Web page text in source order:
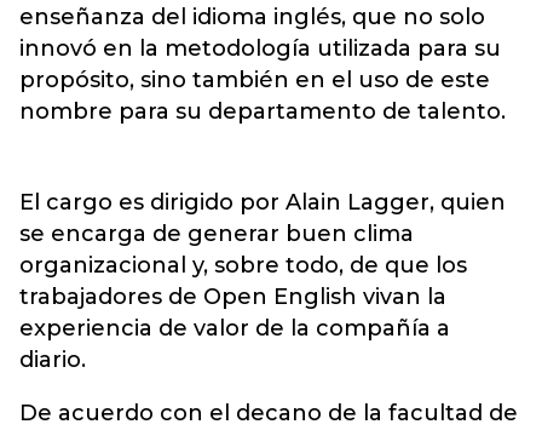
enseñanza del idioma inglés, que no solo
innovó en la metodología utilizada para su
propósito, sino también en el uso de este
nombre para su departamento de talento.
El cargo es dirigido por Alain Lagger, quien
se encarga de generar buen clima
organizacional y, sobre todo, de que los
trabajadores de Open English vivan la
experiencia de valor de la compañía a
diario.
De acuerdo con el decano de la facultad de